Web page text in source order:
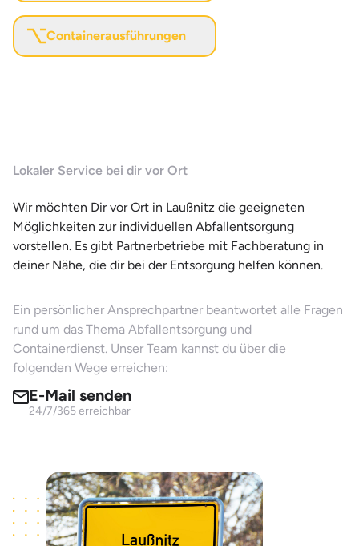
Containerausführungen
Lokaler Service bei dir vor Ort
Wir möchten Dir vor Ort in Laußnitz die geeigneten
Möglichkeiten zur individuellen Abfallentsorgung
vorstellen. Es gibt Partnerbetriebe mit Fachberatung in
deiner Nähe, die dir bei der Entsorgung helfen können.
Ein persönlicher Ansprechpartner beantwortet alle Fragen
rund um das Thema Abfallentsorgung und
Containerdienst. Unser Team kannst du über die
folgenden Wege erreichen:
E-Mail senden
24/7/365 erreichbar